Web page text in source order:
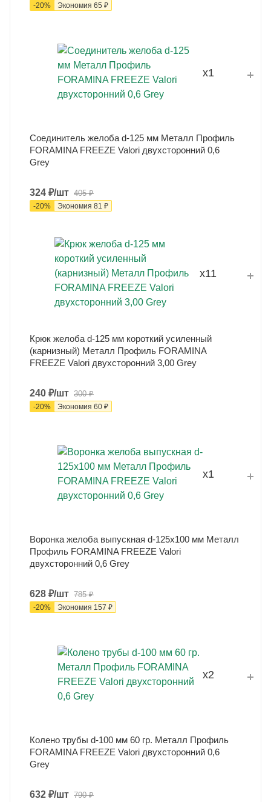
-20% Экономия 65 ₽
x1
Соединитель желоба d-125 мм Металл Профиль
FORAMINA FREEZE Valori двухсторонний 0,6
Grey
324 ₽/шт 405₽
-20% Экономия 81 ₽
x11
Крюк желоба d-125 мм короткий усиленный
(карнизный) Металл Профиль FORAMINA
FREEZE Valori двухсторонний 3,00 Grey
240 ₽/шт 300₽
-20% Экономия 60 ₽
x1
Воронка желоба выпускная d-125x100 мм Металл
Профиль FORAMINA FREEZE Valori
двухсторонний 0,6 Grey
628 ₽/шт 785₽
-20% Экономия 157 ₽
x2
Колено трубы d-100 мм 60 гр. Металл Профиль
FORAMINA FREEZE Valori двухсторонний 0,6
Grey
632 ₽/шт 790₽